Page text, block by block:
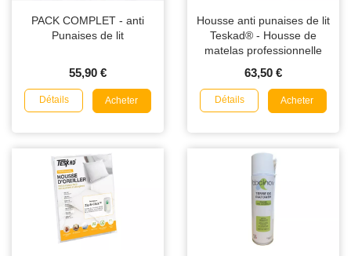
PACK COMPLET - anti
Punaises de lit
55,90 €
Détails Acheter
Housse anti punaises de lit
Teskad® - Housse de
matelas professionnelle
63,50 €
Détails Acheter